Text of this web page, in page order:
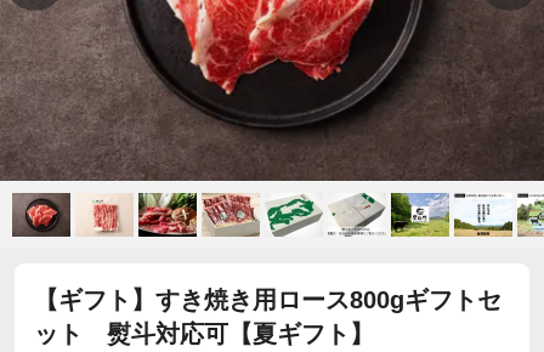
【ギフト】すき焼き用ロース800gギフトセ
ット 熨斗対応可【夏ギフト】